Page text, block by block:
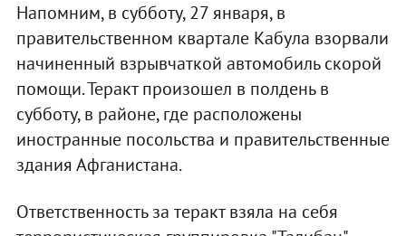
Напомним, в субботу, 27 января, в
правительственном квартале Кабула взорвали
начиненный взрывчаткой автомобиль скорой
помощи. Теракт произошел в полдень в
субботу, в районе, где расположены
иностранные посольства и правительственные
здания Афганистана.
Ответственность за теракт взяла на себя